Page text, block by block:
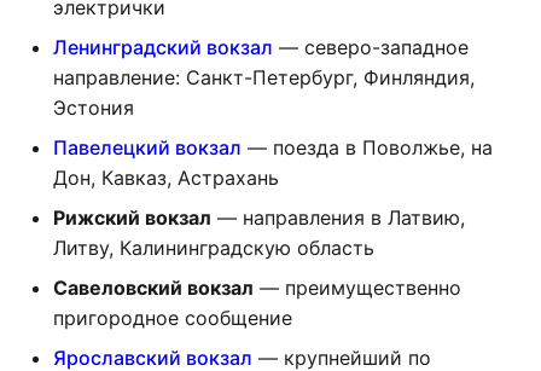
электрички
Ленинградский вокзал — северо-западное
направление: Санкт-Петербург, Финляндия,
Эстония
Павелецкий вокзал — поезда в Поволжье, на
Дон, Кавказ, Астрахань
Рижский вокзал — направления в Латвию,
Литву, Калининградскую область
Савеловский вокзал — преимущественно
пригородное сообщение
Ярославский вокзал — крупнейший по